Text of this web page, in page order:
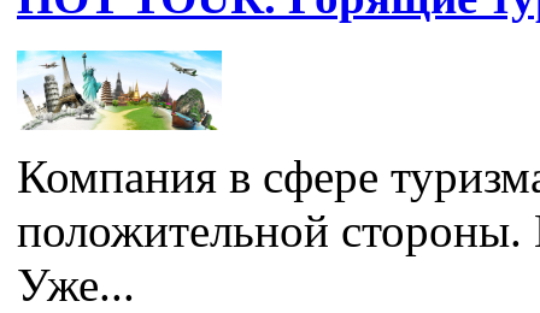
Компания в сфере
положительной
Уже...